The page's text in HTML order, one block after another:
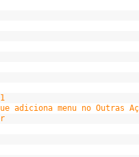
adiciona menu no Outras